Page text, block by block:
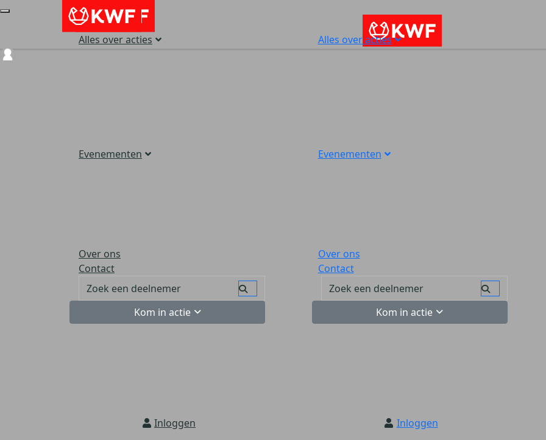
Alles over acties
Evenementen
Over ons
Contact
Kom in actie
Inloggen
Alles over acties
Evenementen
Over ons
Contact
Kom in actie
Inloggen